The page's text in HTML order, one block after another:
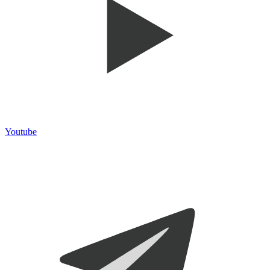
Youtube